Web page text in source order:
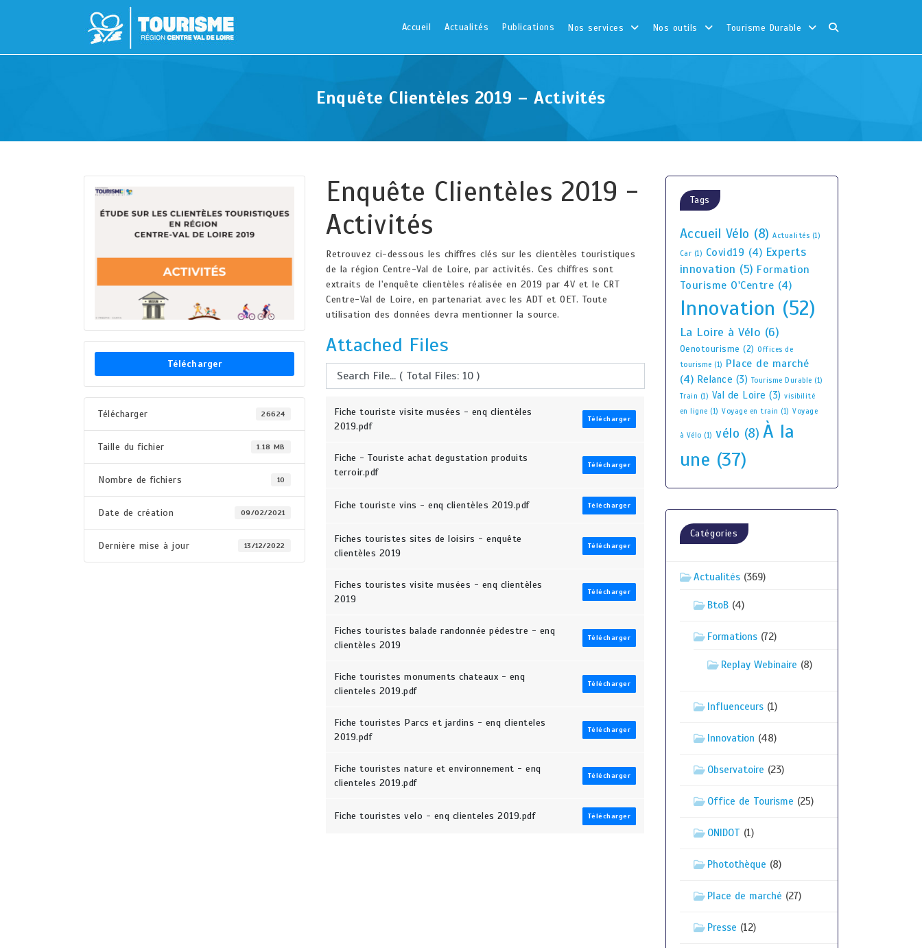
Accueil Actualités Publications Nos services Nos outils Tourisme Durable
Enquête Clientèles 2019 – Activités
Télécharger
Télécharger 26624
Taille du fichier 1.18 MB
Nombre de fichiers 10
Date de création 09/02/2021
Dernière mise à jour 13/12/2022
Enquête Clientèles 2019 -
Activités
Retrouvez ci-dessous les chiffres clés sur les clientèles touristiques
de la région Centre-Val de Loire, par activités. Ces chiffres sont
extraits de l'enquête clientèles réalisée en 2019 par 4V et le CRT
Centre-Val de Loire, en partenariat avec les ADT et OET. Toute
utilisation des données devra mentionner la source.
Attached Files
Fiche touriste visite musées - enq clientèles
2019.pdf
Télécharger
Fiche - Touriste achat degustation produits
terroir.pdf
Télécharger
Fiche touriste vins - enq clientèles 2019.pdf Télécharger
Fiches touristes sites de loisirs - enquête
clientèles 2019
Télécharger
Fiches touristes visite musées - enq clientèles
2019
Télécharger
Fiches touristes balade randonnée pédestre - enq
clientèles 2019
Télécharger
Fiche touristes monuments chateaux - enq
clienteles 2019.pdf
Télécharger
Fiche touristes Parcs et jardins - enq clienteles
2019.pdf
Télécharger
Fiche touristes nature et environnement - enq
clienteles 2019.pdf
Télécharger
Fiche touristes velo - enq clienteles 2019.pdf Télécharger
Tags
Accueil Vélo (8) Actualités (1)
Car (1) Covid19 (4) Experts
innovation (5) Formation
Tourisme O'Centre (4)
Innovation (52)
La Loire à Vélo (6)
Oenotourisme (2) Offices de
tourisme (1) Place de marché
(4) Relance (3) Tourisme Durable (1)
Train (1) Val de Loire (3) visibilité
en ligne (1) Voyage en train (1) Voyage
à Vélo (1) vélo (8) À la
une (37)
Catégories
Actualités(369)
BtoB(4)
Formations(72)
Replay Webinaire (8)
Influenceurs(1)
Innovation (48)
Observatoire (23)
Office de Tourisme (25)
ONIDOT (1)
Photothèque (8)
Place de marché (27)
Presse (12)